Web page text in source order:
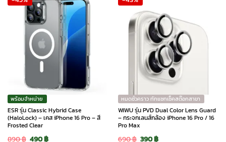
พร้อมจำหน่าย
ESR รุ่น Classic Hybrid Case
(HaloLock) – เคส iPhone 16 Pro – สี
Frosted Clear
890฿ Original
490฿Current
หมดชั่วคราว ทักแชทเช็คสต๊อกสาขา
WiWU รุ่น PVD Dual Color Lens Guard
– กระจกเลนส์กล้อง iPhone 16 Pro / 16
Pro Max
690฿ Original
390฿Current